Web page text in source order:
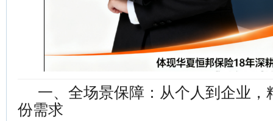
一、全场景保障：从个人到企业，
份需求